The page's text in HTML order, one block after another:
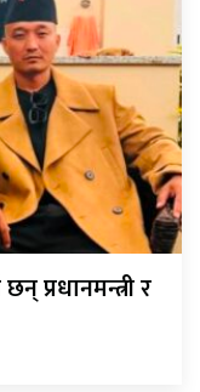
प्रधानमन्त्री र